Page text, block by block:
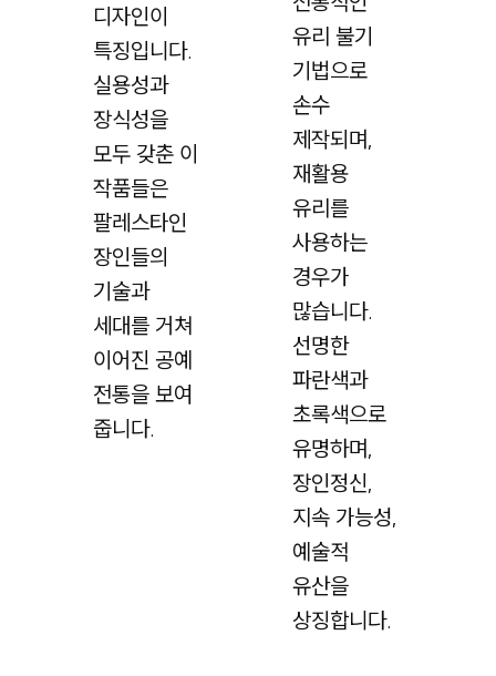
디자인이
특징입니다.
실용성과
장식성을
모두 갖춘 이
작품들은
팔레스타인
장인들의
기술과
세대를 거쳐
이어진 공예
전통을 보여
줍니다.
유리 불기
기법으로
손수
제작되며,
재활용
유리를
사용하는
경우가
많습니다.
선명한
파란색과
초록색으로
유명하며,
장인정신,
지속 가능성,
예술적
유산을
상징합니다.